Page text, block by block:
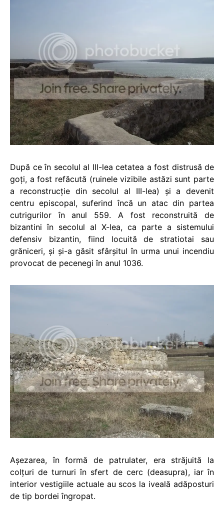
După ce în secolul al III-lea cetatea a fost distrusă de
goţi, a fost refăcută (ruinele vizibile astăzi sunt parte
a reconstrucţie din secolul al III-lea) şi a devenit
centru episcopal, suferind încă un atac din partea
cutrigurilor în anul 559. A fost reconstruită de
bizantini în secolul al X-lea, ca parte a sistemului
defensiv bizantin, fiind locuită de stratiotai sau
grăniceri, şi şi-a găsit sfârşitul în urma unui incendiu
provocat de pecenegi în anul 1036.
Aşezarea, în formă de patrulater, era străjuită la
colţuri de turnuri în sfert de cerc (deasupra), iar în
interior vestigiile actuale au scos la iveală adăposturi
de tip bordei îngropat.